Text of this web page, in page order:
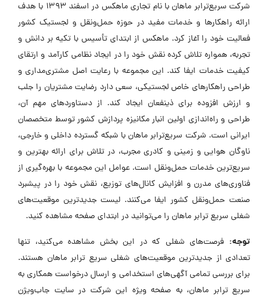
شرکت سریع‌ترابر ماهان با نام تجاری ماهکس در اسفند ۱۳۹۳ با هدف
ارائه راهکارها و خدمات مفید در حوزه حمل‌ونقل و لجستیک کشور
فعالیت خود را آغاز کرد. ماهکس از ابتدای تأسیس با تکیه بر دانش و
تجربه، همواره تلاش کرده نقش خود را در ایجاد نظامی کارآمد و ارتقای
کیفیت خدمات ایفا کند. این مجموعه با رعایت اصل مشتری‌مداری و
طراحی راهکارهای خاص لجستیکی، سعی دارد رضایت مشتریان را جلب
و ارزش افزوده برای ذینفعان ایجاد کند. از دستاوردهای مهم آن،
طراحی و راه‌اندازی اولین انبار مکانیزه پردازش کشور توسط متخصصان
ایرانی است. شرکت سریع‌ترابر ماهان با شبکه گسترده داخلی و خارجی،
ناوگان هوایی و زمینی و کادری مجرب، در تلاش برای ارائه بهترین و
سریع‌ترین خدمات حمل‌ونقل است. عوامل این مجموعه با بهره‌گیری از
فناوری‌های مدرن و افزایش کانال‌های توزیع، نقش خود را در پیشبرد
صنعت حمل‌ونقل کشور ایفا می‌کنند. لیست جدیدترین موقعیت‌های
شغلی سریع ترابر ماهان را می‌توانید در ابتدای صفحه مشاهده کنید.
توجه: فرصت‌های شغلی که در این بخش مشاهده می‌کنید، تنها
تعدادی از جدیدترین موقعیت‌های شغلی سریع ترابر ماهان هستند.
برای بررسی تمامی آگهی‌های استخدامی و ارسال درخواست همکاری به
سریع ترابر ماهان، به صفحه ویژه این شرکت در سایت جاب‌ویژن